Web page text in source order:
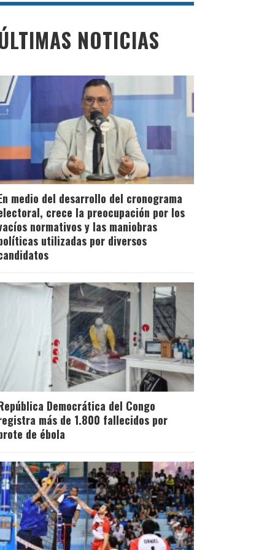
NOTICIAS
medio del desarrollo del cronograma
crece la preocupación por los
normativos y las maniobras
utilizadas por diversos
Democrática del Congo
más de 1.800 fallecidos por
de ébola